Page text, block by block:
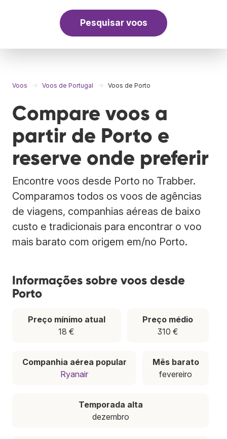
Pesquisar voos
Voos Voos de Portugal Voos de Porto
Compare voos a
partir de Porto e
reserve onde preferir
Encontre voos desde Porto no Trabber.
Comparamos todos os voos de agências
de viagens, companhias aéreas de baixo
custo e tradicionais para encontrar o voo
mais barato com origem em/no Porto.
Informações sobre voos desde
Porto
Preço mínimo atual
18 €
Preço médio
310 €
Companhia aérea popular
Ryanair
Mês barato
fevereiro
Temporada alta
dezembro